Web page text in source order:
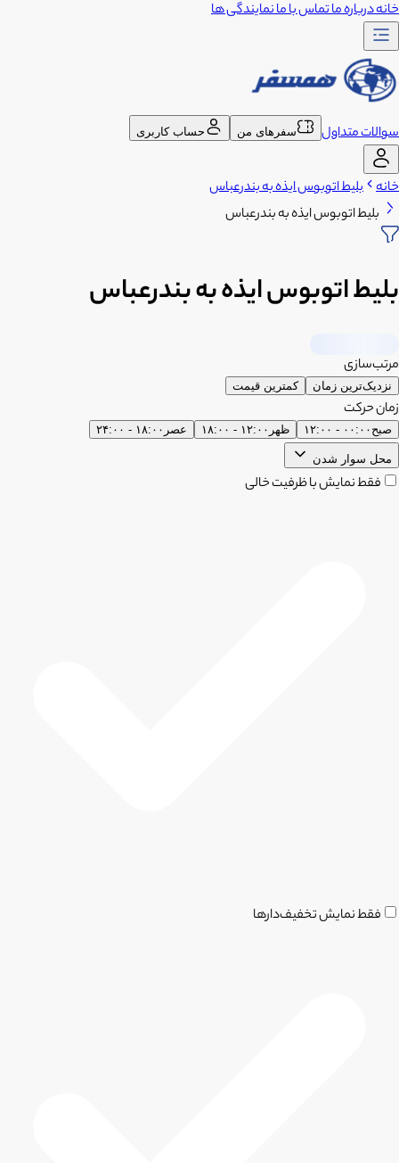
خانهدرباره ماتماس با مانمایندگی ها
سوالات متداول سفرهای من حساب کاربری
خانه بلیط اتوبوس ایذه به بندرعباس
بلیط اتوبوس ایذه به بندرعباس
بلیط اتوبوس ایذه به بندرعباس
مرتب‌سازی
نزدیک‌ترین زمان کمترین قیمت
زمان حرکت
صبح ۰۰:۰۰ - ۱۲:۰۰ ظهر ۱۲:۰۰ - ۱۸:۰۰ عصر ۱۸:۰۰ - ۲۴:۰۰
محل سوار شدن
فقط نمایش با ظرفیت خالی
فقط نمایش تخفیف‌دارها